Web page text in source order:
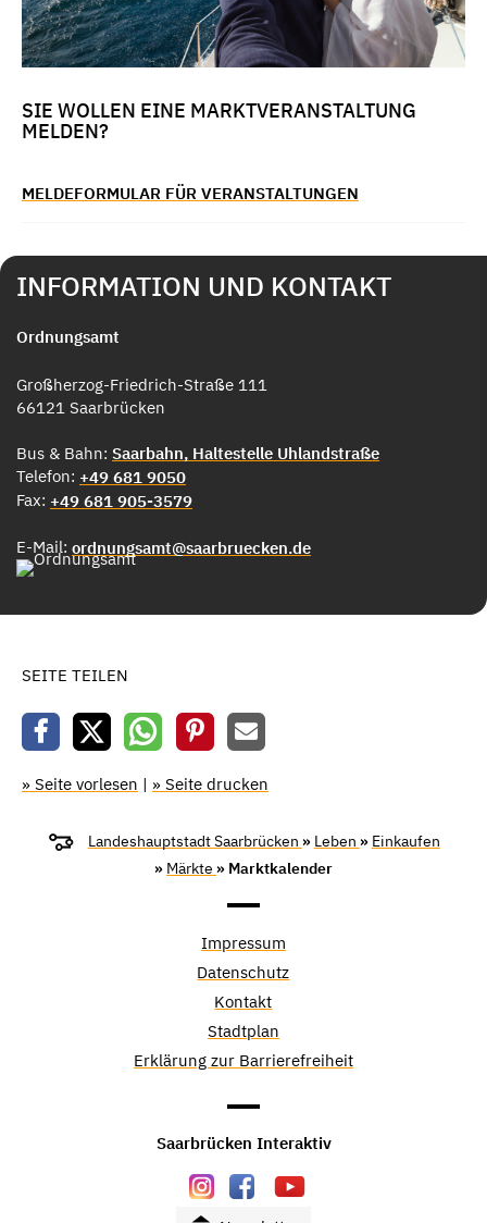
SIE WOLLEN EINE MARKTVERANSTALTUNG
MELDEN?
MELDEFORMULAR FÜR VERANSTALTUNGEN
INFORMATION UND KONTAKT
Ordnungsamt
Großherzog-Friedrich-Straße 111
66121 Saarbrücken
Bus & Bahn: Saarbahn, Haltestelle Uhlandstraße
Telefon: +49 681 9050
Fax: +49 681 905-3579
E-Mail: ordnungsamt@saarbruecken.de
SEITE TEILEN
» Seite vorlesen | » Seite drucken
Landeshauptstadt Saarbrücken » Leben » Einkaufen
» Märkte » Marktkalender
Impressum
Datenschutz
Kontakt
Stadtplan
Erklärung zur Barrierefreiheit
Saarbrücken Interaktiv